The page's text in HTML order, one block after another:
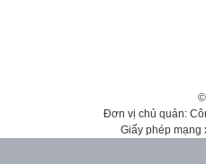
Đơn vị chủ quản:
Giấy phép mạng